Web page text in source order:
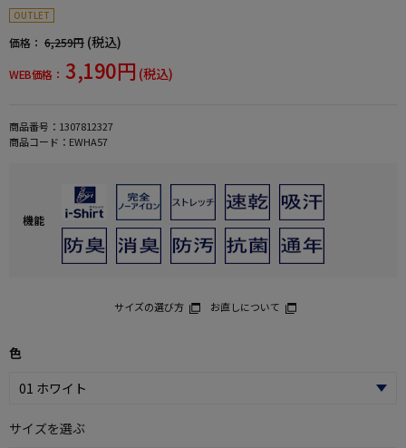
OUTLET
価格： 6,259円 (税込)
WEB価格： 3,190円 (税込)
商品番号： 1307812327
商品コード： EWHA57
機能
サイズの選び方 お直しについて
色
サイズを選ぶ